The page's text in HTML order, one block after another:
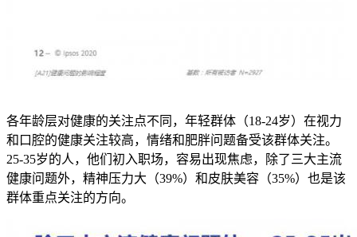
各年龄层对健康的关注点不同，年轻群体（18-24岁）在视力
和口腔的健康关注较高，情绪和肥胖问题备受该群体关注。
25-35岁的人，他们初入职场，容易出现焦虑，除了三大主流
健康问题外，精神压力大（39%）和皮肤美容（35%）也是该
群体重点关注的方向。